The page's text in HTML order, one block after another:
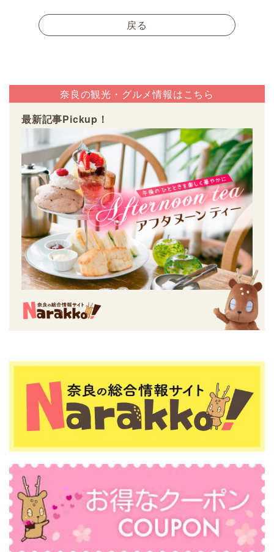
戻る
奈良の観光・グルメ情報はこちら
最新記事Pickup！